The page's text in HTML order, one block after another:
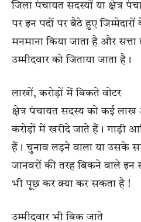
जिला पंचायत सदस्यों या क्षेत्र
पर इन पदों पर बैठे हुए
मनमाना किया जाता है और
उम्मीदवार को जिताया जाता है।
लाखों, करोड़ों में बिकते वोटर
क्षेत्र पंचायत सदस्य को कई
करोड़ों में खरीदे जाते हैं। गाड़ी
हैं। चुनाव लड़ने वाला या उसके
जानवरों की तरह बिकने वाले इन
भी पूछ कर क्या कर सकता है !
उम्मीदवार भी बिक जाते